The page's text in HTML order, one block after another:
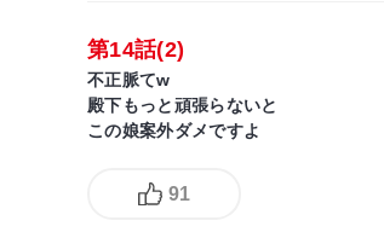
第14話(2)
不正脈てw
殿下もっと頑張らないと
この娘案外ダメですよ
91